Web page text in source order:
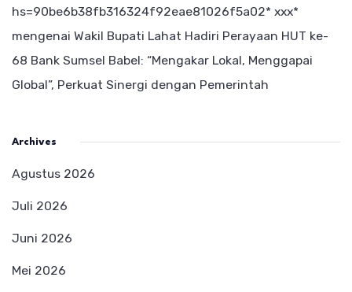
hs=90be6b38fb316324f92eae81026f5a02* ххх*
mengenai Wakil Bupati Lahat Hadiri Perayaan HUT ke-
68 Bank Sumsel Babel: “Mengakar Lokal, Menggapai
Global”, Perkuat Sinergi dengan Pemerintah
Archives
Agustus 2026
Juli 2026
Juni 2026
Mei 2026